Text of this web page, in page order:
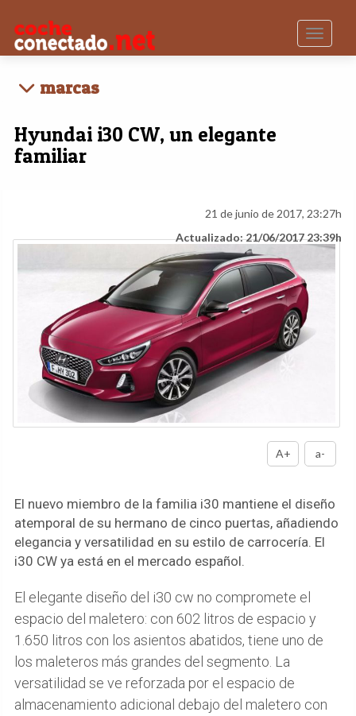
Toggle
marcas
Hyundai i30 CW, un elegante
familiar
21 de junio de 2017, 23:27h
Actualizado: 21/06/2017 23:39h
A+ a-
El nuevo miembro de la familia i30 mantiene el diseño
atemporal de su hermano de cinco puertas, añadiendo
elegancia y versatilidad en su estilo de carrocería. El
i30 CW ya está en el mercado español.
El elegante diseño del i30 cw no compromete el
espacio del maletero: con 602 litros de espacio y
1.650 litros con los asientos abatidos, tiene uno de
los maleteros más grandes del segmento. La
versatilidad se ve reforzada por el espacio de
almacenamiento adicional debajo del maletero con